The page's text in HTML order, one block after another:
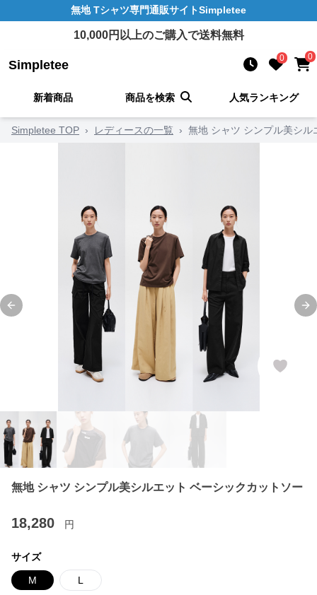
無地 Tシャツ専門通販サイトSimpletee
10,000円以上のご購入で送料無料
Simpletee 0 0
新着商品 商品を検索 人気ランキング
Simpletee TOP › レディースの一覧 › 無地 シャツ シンプル美シ
Previous slide
無地 シャツ シンプル美シルエット ベーシックカットソー
18,280 円
サイズ
M L